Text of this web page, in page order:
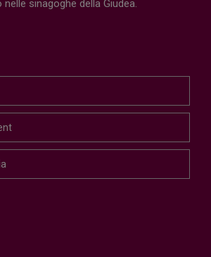
nelle sinagoghe della Giudea.